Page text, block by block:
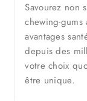
Savourez non
chewing-
avantages
depuis des
votre choix
être unique.